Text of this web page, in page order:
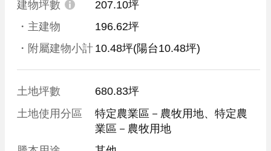
建物坪數
207.10坪
・主建物
196.62坪
・附屬建物小計 10.48坪(陽台10.48坪)
土地坪數
680.83坪
土地使用分區
特定農業區－農牧用地、特定農
業區－農牧用地